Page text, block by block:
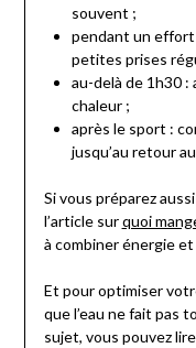
souvent ;
pendant un effort
petites prises
au-delà de 1h30
chaleur ;
après le sport :
jusqu’au retour
Si vous préparez
l’article surquoi
à combiner énergie
Et pour optimiser
que l’eau ne fait pas
sujet, vous pouvez lire